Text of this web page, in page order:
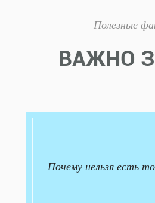
Полезные
ВАЖНО
Почему нельзя есть